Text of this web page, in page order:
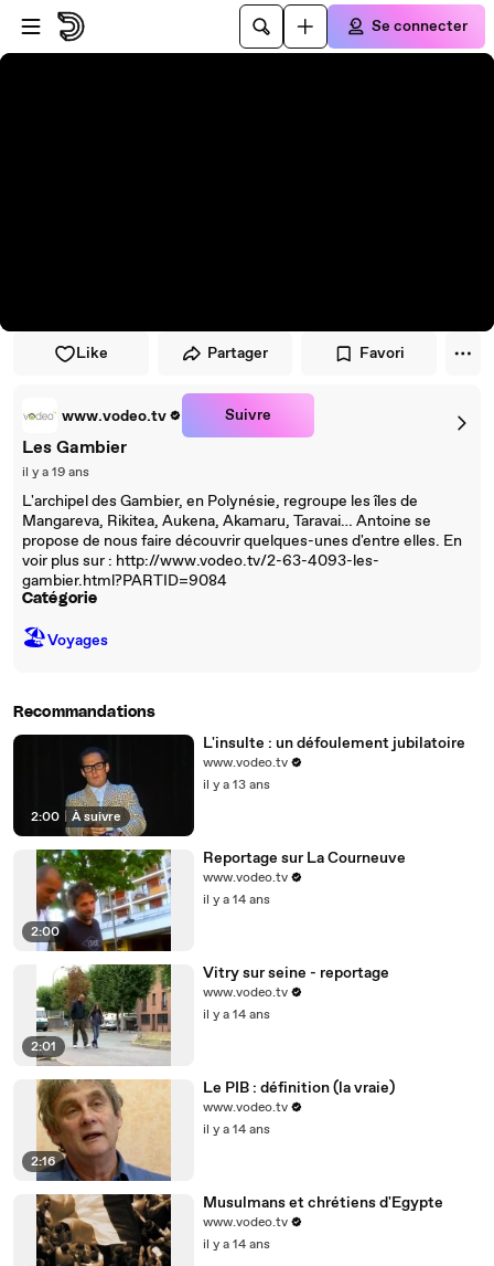
Passer au player
Passer au contenu principal
Se connecter
Like Partager Favori
www.vodeo.tv Suivre
Les Gambier
il y a 19 ans
L'archipel des Gambier, en Polynésie, regroupe les îles de
Mangareva, Rikitea, Aukena, Akamaru, Taravai… Antoine se
propose de nous faire découvrir quelques-unes d'entre elles. En
voir plus sur : http://www.vodeo.tv/2-63-4093-les-
gambier.html?PARTID=9084
Catégorie
🏖Voyages
Recommandations
2:00 À suivre
L'insulte : un défoulement jubilatoire
www.vodeo.tv
il y a 13 ans
2:00
Reportage sur La Courneuve
www.vodeo.tv
il y a 14 ans
2:01
Vitry sur seine - reportage
www.vodeo.tv
il y a 14 ans
2:16
Le PIB : définition (la vraie)
www.vodeo.tv
il y a 14 ans
Musulmans et chrétiens d'Egypte
www.vodeo.tv
il y a 14 ans